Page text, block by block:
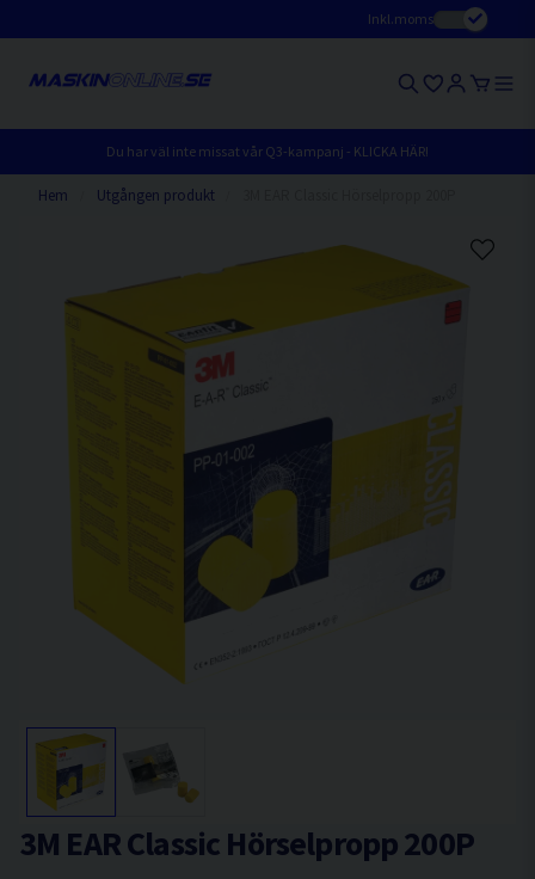
Inkl.moms
Du har väl inte missat vår Q3-kampanj - KLICKA HÄR!
Hem Utgången produkt
3M EAR Classic Hörselpropp 200P